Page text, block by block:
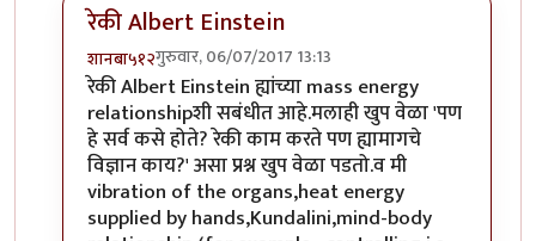
रेकी Albert Einstein
शानबा५१२गुरुवार, 06/07/2017 13:13
In reply toप्लसिबोbyउपाशी बोका
रेकी Albert Einstein ह्यांच्या mass energy
relationshipशी सबंधीत आहे.मलाही खुप वेळा 'पण
हे सर्व कसे होते? रेकी काम करते पण ह्यामागचे
विज्ञान काय?' असा प्रश्न खुप वेळा पडतो.व मी
vibration of the organs,heat energy
supplied by hands,Kundalini,mind-body